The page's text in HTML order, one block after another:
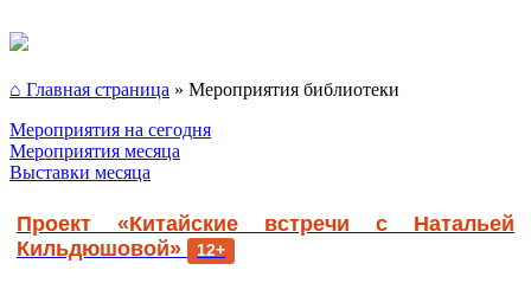
⌂ Главная страница » Мероприятия библиотеки
Мероприятия на сегодня
Мероприятия месяца
Выставки месяца
Проект «Китайские встречи с Натальей
Кильдюшовой»
12+